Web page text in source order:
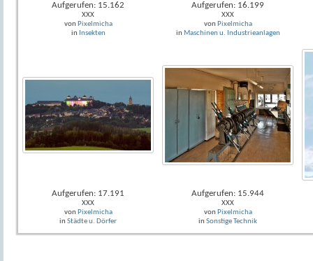
Aufgerufen: 15.162
XXX
von Pixelmicha
in Insekten
Aufgerufen: 16.199
XXX
von Pixelmicha
in Maschinen u. Industrieanlagen
Aufgerufen: 17.191
XXX
von Pixelmicha
in Städte u. Dörfer
Aufgerufen: 15.944
XXX
von Pixelmicha
in Sonstige Technik